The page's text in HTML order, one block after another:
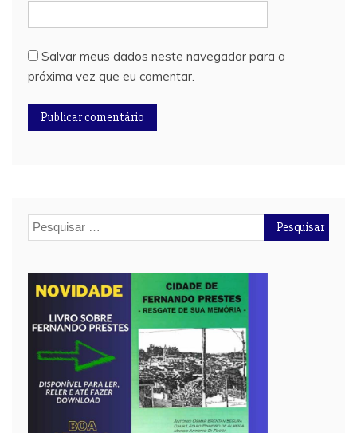
Salvar meus dados neste navegador para a
próxima vez que eu comentar.
Pesquisar
por: